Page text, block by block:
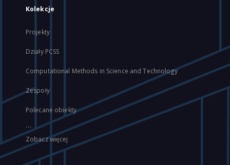
Kolekcje
Projekty
Działy PCSS
Computational Methods in Science and Technology
Zespoły
Polecane obiekty
...
Zobacz więcej